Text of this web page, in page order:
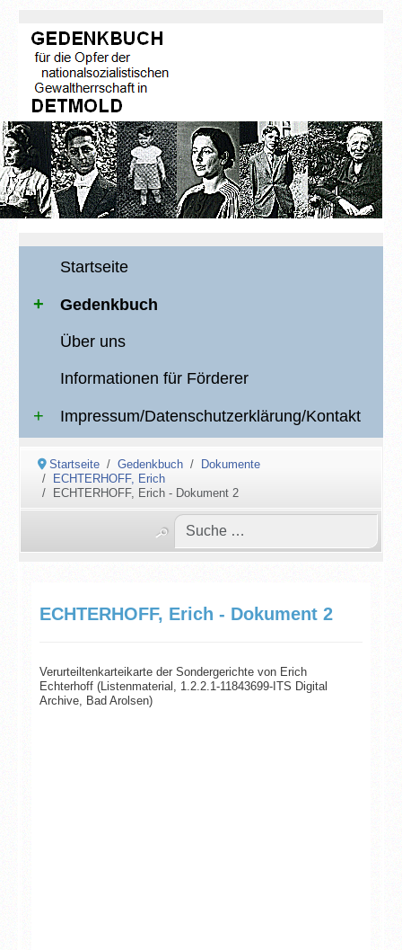
Startseite
Gedenkbuch
Über uns
Informationen für Förderer
Impressum/Datenschutzerklärung/Kontakt
Startseite Gedenkbuch
Dokumente
ECHTERHOFF, Erich
ECHTERHOFF, Erich - Dokument 2
ECHTERHOFF, Erich - Dokument 2
Verurteiltenkarteikarte der Sondergerichte von Erich
Echterhoff (Listenmaterial, 1.2.2.1-11843699-ITS Digital
Archive, Bad Arolsen)